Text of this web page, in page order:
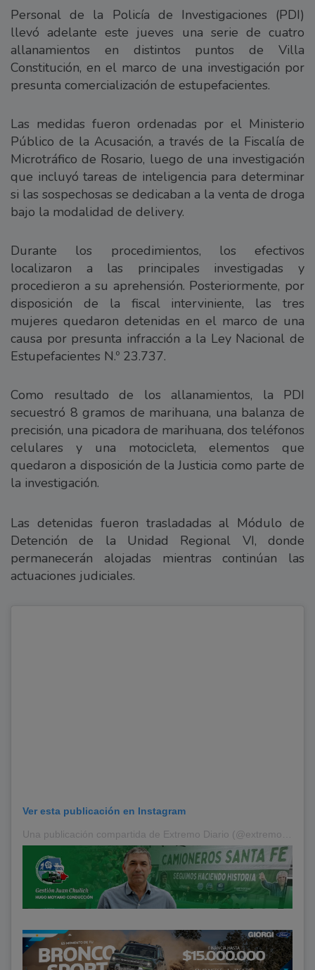
Personal de la Policía de Investigaciones (PDI)
llevó adelante este jueves una serie de cuatro
allanamientos en distintos puntos de Villa
Constitución, en el marco de una investigación por
presunta comercialización de estupefacientes.
Las medidas fueron ordenadas por el Ministerio
Público de la Acusación, a través de la Fiscalía de
Microtráfico de Rosario, luego de una investigación
que incluyó tareas de inteligencia para determinar
si las sospechosas se dedicaban a la venta de droga
bajo la modalidad de delivery.
Durante los procedimientos, los efectivos
localizaron a las principales investigadas y
procedieron a su aprehensión. Posteriormente, por
disposición de la fiscal interviniente, las tres
mujeres quedaron detenidas en el marco de una
causa por presunta infracción a la Ley Nacional de
Estupefacientes N.º 23.737.
Como resultado de los allanamientos, la PDI
secuestró 8 gramos de marihuana, una balanza de
precisión, una picadora de marihuana, dos teléfonos
celulares y una motocicleta, elementos que
quedaron a disposición de la Justicia como parte de
la investigación.
Las detenidas fueron trasladadas al Módulo de
Detención de la Unidad Regional VI, donde
permanecerán alojadas mientras continúan las
actuaciones judiciales.
Ver esta publicación en Instagram